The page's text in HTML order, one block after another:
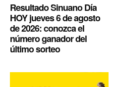
Resultado Sinuano Día
HOY jueves 6 de agosto
de 2026: conozca el
número ganador del
último sorteo